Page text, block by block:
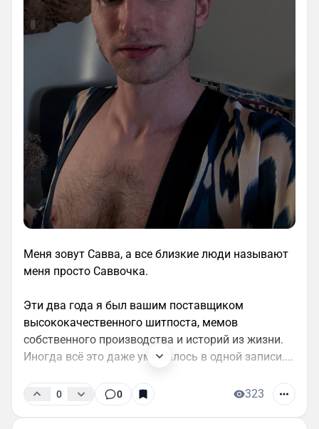
Меня зовут Савва, а все близкие люди называют
меня просто Саввочка.
Эти два года я был вашим поставщиком
высококачественного шитпоста, мемов
собственного производства и историй из жизни.
Иногда всё это даже умещалось в одной записи....
0 0 323